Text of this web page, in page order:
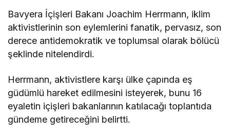
Bavyera İçişleri Bakanı Joachim Herrmann, iklim
aktivistlerinin son eylemlerini fanatik, pervasız, son
derece antidemokratik ve toplumsal olarak bölücü
şeklinde nitelendirdi.
Herrmann, aktivistlere karşı ülke çapında eş
güdümlü hareket edilmesini isteyerek, bunu 16
eyaletin içişleri bakanlarının katılacağı toplantıda
gündeme getireceğini belirtti.